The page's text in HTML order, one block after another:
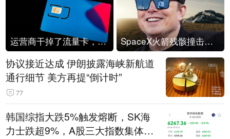
运营商干掉了流量卡，他们真的玩不起了 SpaceX火箭残骸撞击月球
协议接近达成 伊朗披露海峡新航道
通行细节 美方再提“倒计时”
77
韩国综指大跌5%触发熔断，SK海
力士跌超9%，A股三大指数集体低